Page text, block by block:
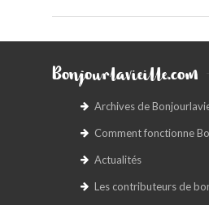
Bonjourlavieille.com
Archives de
Comment fonctionne
Actualités
Les contributeurs de